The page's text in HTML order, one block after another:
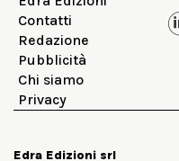
Contatti
Redazione
Pubblicità
Chi siamo
Privacy
Edra Edizioni srl